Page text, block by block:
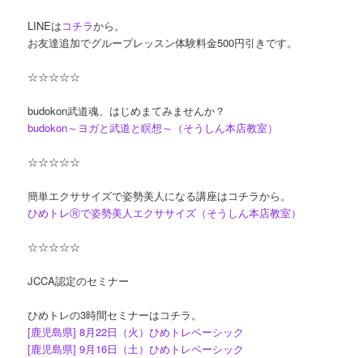
LINEはコチラから。
お友達追加でグループレッスン体験料金500円引きです。
☆☆☆☆☆
budokon武道魂、はじめまてみませんか？
budokon～ヨガと武道と瞑想～（そうしん本店教室）
☆☆☆☆☆
簡単エクササイズで姿勢美人になる講座はコチラから。
ひめトレⓇで姿勢美人エクササイズ（そうしん本店教室）
☆☆☆☆☆
JCCA認定のセミナー
ひめトレの3時間セミナーはコチラ。
[鹿児島県] 8月22日（火）ひめトレベーシック
[鹿児島県] 9月16日（土）ひめトレベーシック